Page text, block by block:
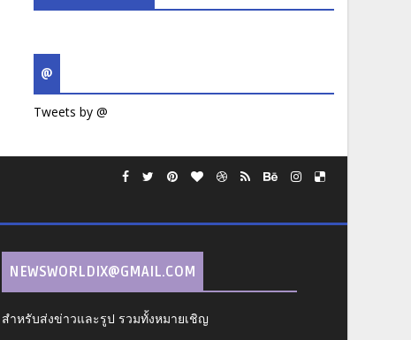
@
Tweets by @
NEWSWORLDIX@GMAIL.COM
สำหรับส่งข่าวและรูป รวมทั้งหมายเชิญ